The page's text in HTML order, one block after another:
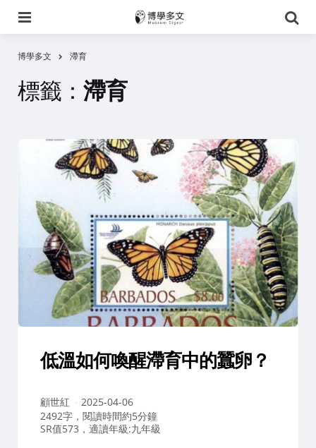
尋
博學多文 滯育
標籤： 滯育
低溫如何喚醒滯育中的蠶卵？
作
者：
顧世紅
2025-04-06
2492字，閱讀時間約5分鐘
SR值573，適讀年級:九年級